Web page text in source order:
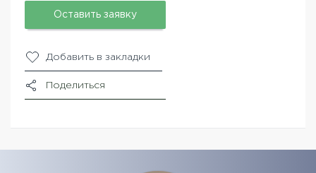
Оставить заявку
Добавить в закладки
Поделиться